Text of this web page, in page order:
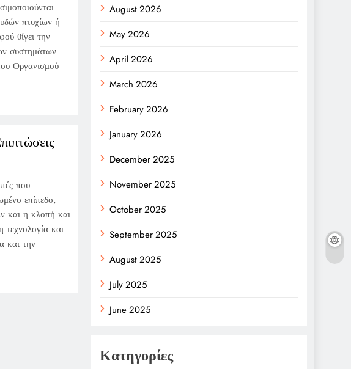
πτυχίων ή
θίγει την
συστημάτων
Οργανισμού
που
επίπεδο,
και η κλοπή και
και
και την
August 2026
May 2026
April 2026
March 2026
February 2026
January 2026
December 2025
November 2025
October 2025
September 2025
August 2025
July 2025
June 2025
Κατηγορίες